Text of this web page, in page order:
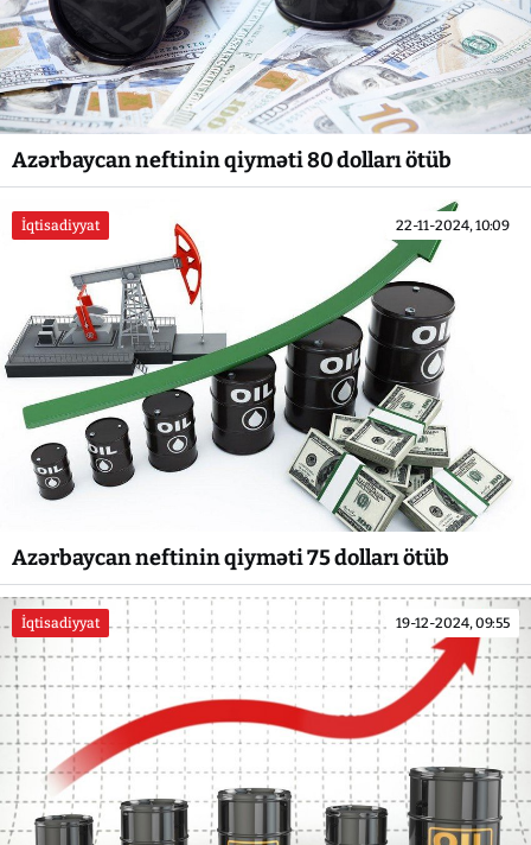
Azərbaycan neftinin qiyməti 80 dolları ötüb
İqtisadiyyat 22-11-2024, 10:09
Azərbaycan neftinin qiyməti 75 dolları ötüb
İqtisadiyyat 19-12-2024, 09:55